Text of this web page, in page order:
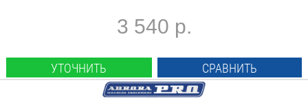
3 540 р.
УТОЧНИТЬ СРАВНИТЬ